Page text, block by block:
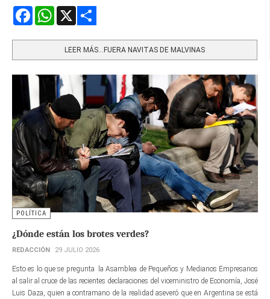
FacebookWhatsApp
LEER MÁS…FUERA NAVITAS DE MALVINAS
POLÍTICA
¿Dónde están los brotes verdes?
REDACCIÓN 29 JULIO 2026
Esto es lo que se pregunta la Asamblea de Pequeños y Medianos Empresarios
al salir al cruce de las recientes declaraciones del viceministro de Economía, José
Luis Daza, quien a contramano de la realidad aseveró que en Argentina se está